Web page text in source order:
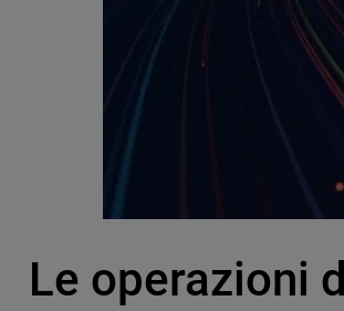
Le operazioni